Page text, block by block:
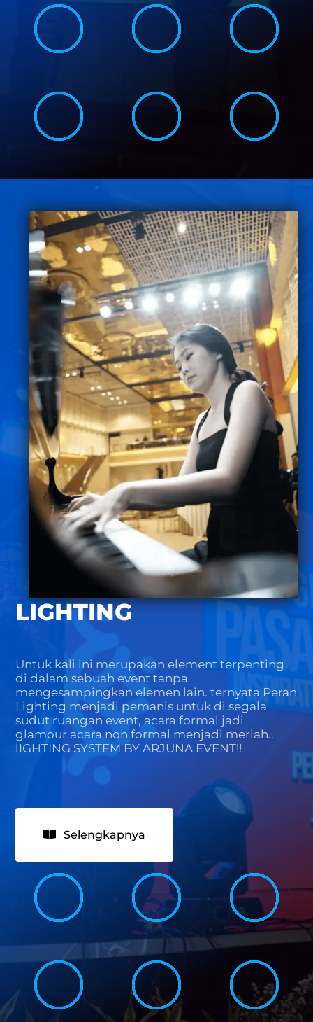
LIGHTING
Untuk kali ini merupakan element terpenting
di dalam sebuah event tanpa
mengesampingkan elemen lain. ternyata Peran
Lighting menjadi pemanis untuk di segala
sudut ruangan event, acara formal jadi
glamour acara non formal menjadi meriah..
lIGHTING SYSTEM BY ARJUNA EVENT!!
Selengkapnya